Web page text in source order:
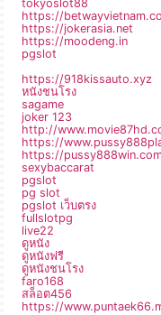
tokyoslot88
https://
https://jokerasia.net
https://moodeng.in
pgslot
https://918kissauto.xyz
หนังชนโรง
sagame
joker 123
http://
https://
https://
sexybaccarat
pgslot
pg slot
pgslot เว็บตรง
fullslotpg
live22
ดูหนัง
ดูหนังฟรี
ดูหนังชนโรง
faro168
สล็อต456
https://